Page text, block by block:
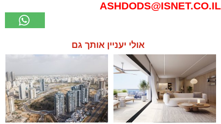
ASHDODS@ISNET.CO.IL
אולי יעניין אותך גם